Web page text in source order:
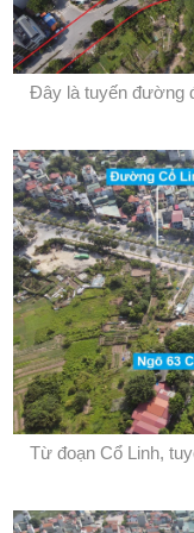
Đây là tuyến đường
Từ đoạn Cổ Linh,